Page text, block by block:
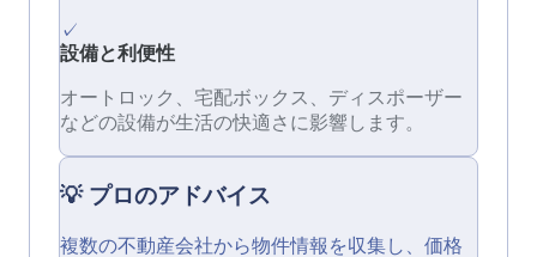
✓
設備と利便性
オートロック、宅配ボックス、ディスポーザー
などの設備が生活の快適さに影響します。
💡 プロのアドバイス
複数の不動産会社から物件情報を収集し、価格